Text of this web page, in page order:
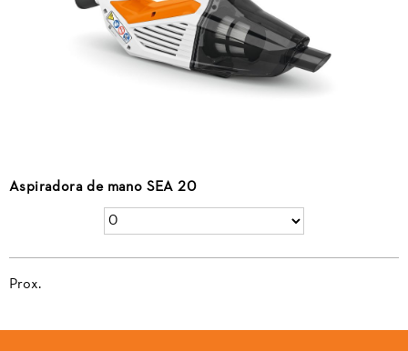
Aspiradora de mano SEA 20
Prox.